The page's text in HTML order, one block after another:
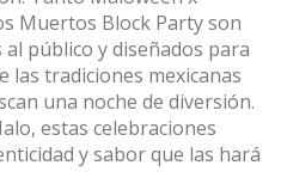
Muertos Block Party son
público y diseñados para
las tradiciones mexicanas
una noche de diversión.
estas celebraciones
y sabor que las hará